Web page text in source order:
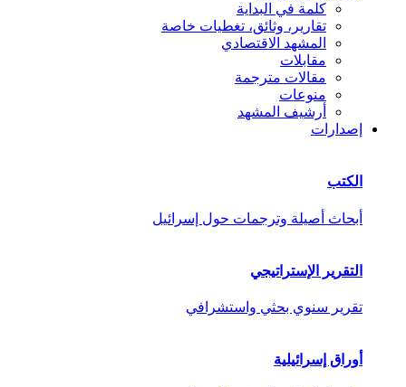
كلمة في البداية
تقارير، وثائق، تغطيات خاصة
المشهد الاقتصادي
مقابلات
مقالات مترجمة
منوعات
أرشيف المشهد
إصدارات
الكتب
أبحاث أصيلة وترجمات حول إسرائيل
التقرير الإستراتيجي
تقرير سنوي بحثي واستشرافي
أوراق إسرائيلية